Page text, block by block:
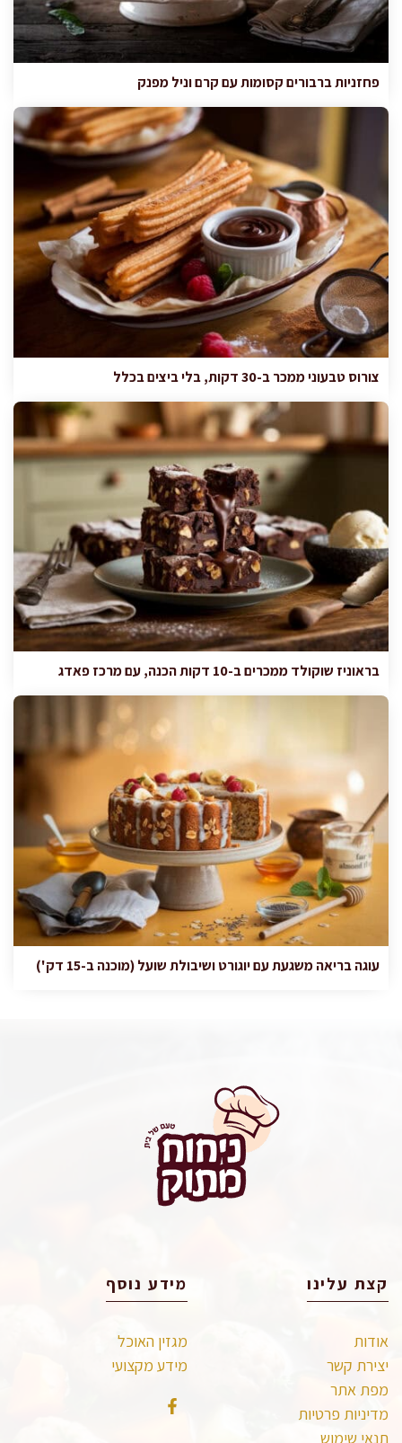
פחזניות ברבורים קסומות עם קרם וניל מפנק
צורוס טבעוני ממכר ב-30 דקות, בלי ביצים בכלל
בראוניז שוקולד ממכרים ב-10 דקות הכנה, עם מרכז פאדג
עוגה בריאה משגעת עם יוגורט ושיבולת שועל (מוכנה ב-15 דק')
קצת עלינו
אודות
יצירת קשר
מפת אתר
מדיניות פרטיות
תנאי שימוש
מידע נוסף
מגזין האוכל
מידע מקצועי